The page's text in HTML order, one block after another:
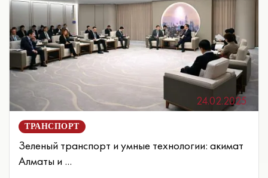
24.02.2025
ТРАНСПОРТ
Зеленый транспорт и умные технологии: акимат
Алматы и ...